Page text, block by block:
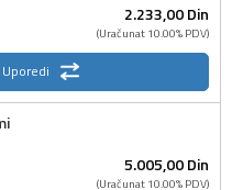
2.233,00Din
(Uračunat 10.00% PDV)
Uporedi
5.005,00Din
(Uračunat 10.00% PDV)